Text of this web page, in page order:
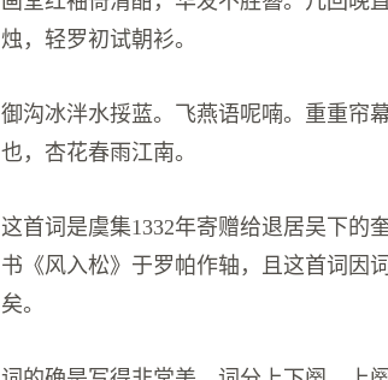
烛，轻罗初试朝衫。
御沟冰泮水挼蓝。飞燕语呢喃。重重帘
也，杏花春雨江南。
这首词是虞集1332年寄赠给退居吴下的
书《风入松》于罗帕作轴，且这首词因
矣。